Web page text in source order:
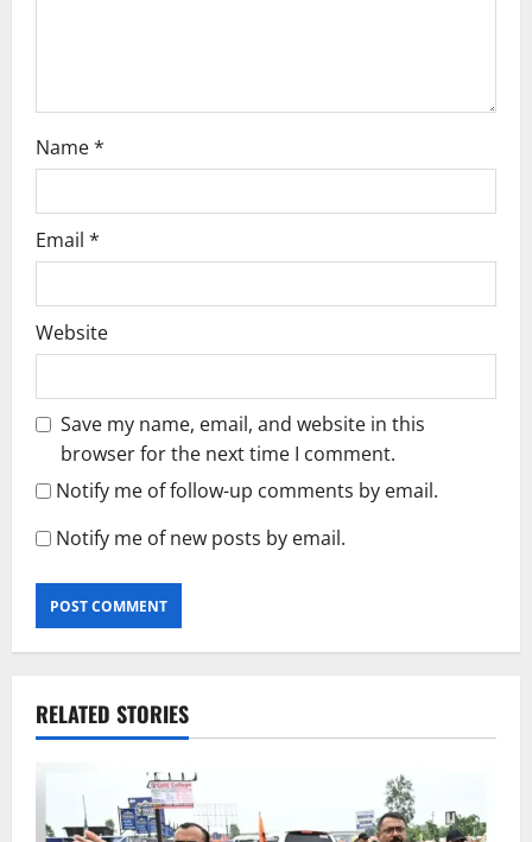
Name*
Email *
Website
Save my name, email, and website in this
browser for the next time I comment.
Notify me of follow-up comments by email.
Notify me of new posts by email.
RELATED STORIES